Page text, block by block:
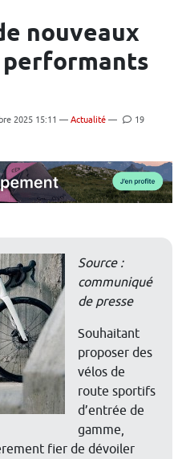
nouveaux
2025 15:11 — Actualité — 19
Source :
communiqué
de presse
Souhaitant
proposer des
vélos de
route sportifs
d’entrée de
gamme,
fier de dévoiler